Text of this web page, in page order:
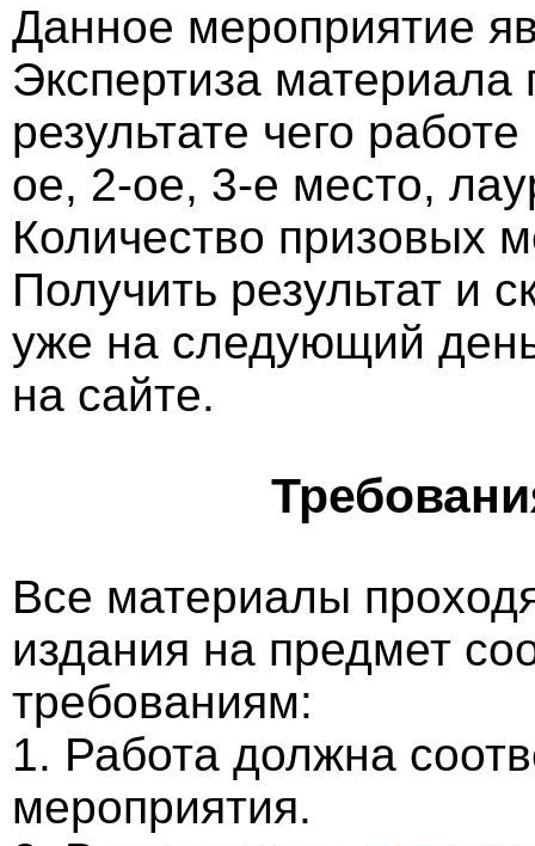
Данное мероприятие
Экспертиза
результате чего
ое, 2-ое, 3-е место,
Количество призовых
Получить результат и
уже на следующий
на сайте.
Все материалы
издания на предмет
требованиям:
1. Работа должна
мероприятия.